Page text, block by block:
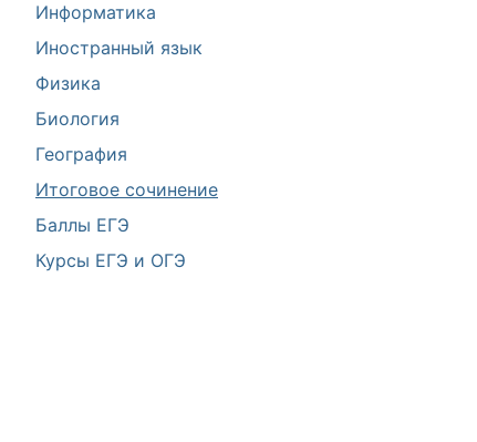
Информатика
Иностранный язык
Физика
Биология
География
Итоговое сочинение
Баллы ЕГЭ
Курсы ЕГЭ и ОГЭ